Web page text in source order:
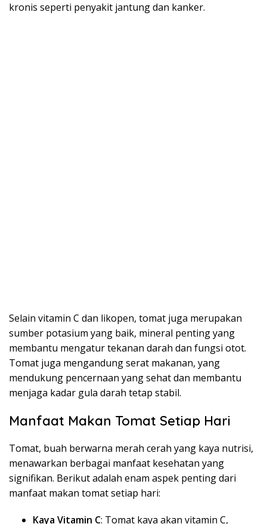
kronis seperti penyakit jantung dan kanker.
Selain vitamin C dan likopen, tomat juga merupakan
sumber potasium yang baik, mineral penting yang
membantu mengatur tekanan darah dan fungsi otot.
Tomat juga mengandung serat makanan, yang
mendukung pencernaan yang sehat dan membantu
menjaga kadar gula darah tetap stabil.
Manfaat Makan Tomat Setiap Hari
Tomat, buah berwarna merah cerah yang kaya nutrisi,
menawarkan berbagai manfaat kesehatan yang
signifikan. Berikut adalah enam aspek penting dari
manfaat makan tomat setiap hari:
Kaya Vitamin C: Tomat kaya akan vitamin C,